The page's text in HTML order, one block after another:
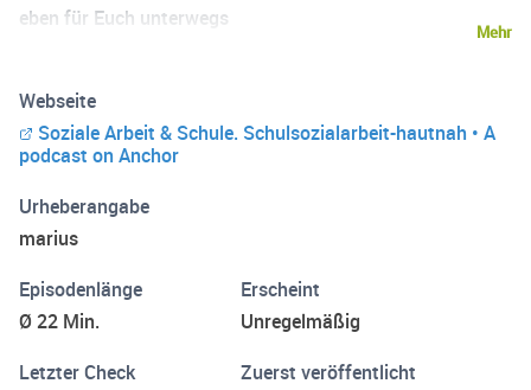
eben für Euch unterwegs
Mehr
Webseite
Soziale Arbeit & Schule. Schulsozialarbeit-hautnah • A
podcast on Anchor
Urheberangabe
marius
Episodenlänge
Ø 22 Min.
Erscheint
Unregelmäßig
Letzter Check
Zuerst veröffentlicht